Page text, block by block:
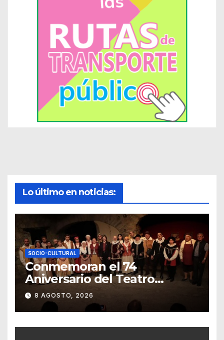
Lo último en noticias:
SOCIO-CULTURAL
Conmemoran el 74
Aniversario del Teatro
Universitario con una
representación del
“Retablillo jovial”
8 AGOSTO, 2026